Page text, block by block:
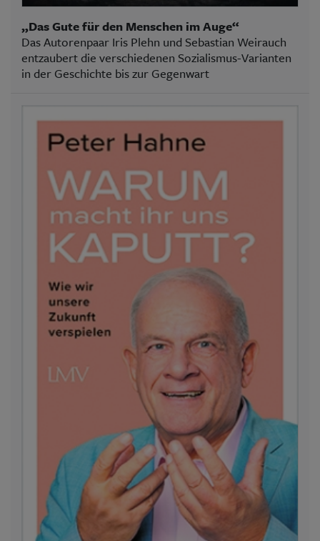
„Das Gute für den Menschen im Auge“
Das Autorenpaar Iris Plehn und Sebastian Weirauch
entzaubert die verschiedenen Sozialismus-Varianten
in der Geschichte bis zur Gegenwart